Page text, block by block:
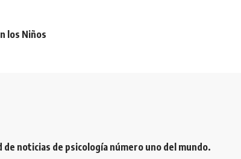
los Niños
noticias de psicología número uno del mundo.